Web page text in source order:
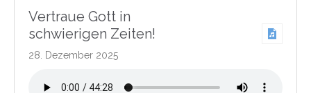
Vertraue Gott in
schwierigen Zeiten!
28. Dezember 2025